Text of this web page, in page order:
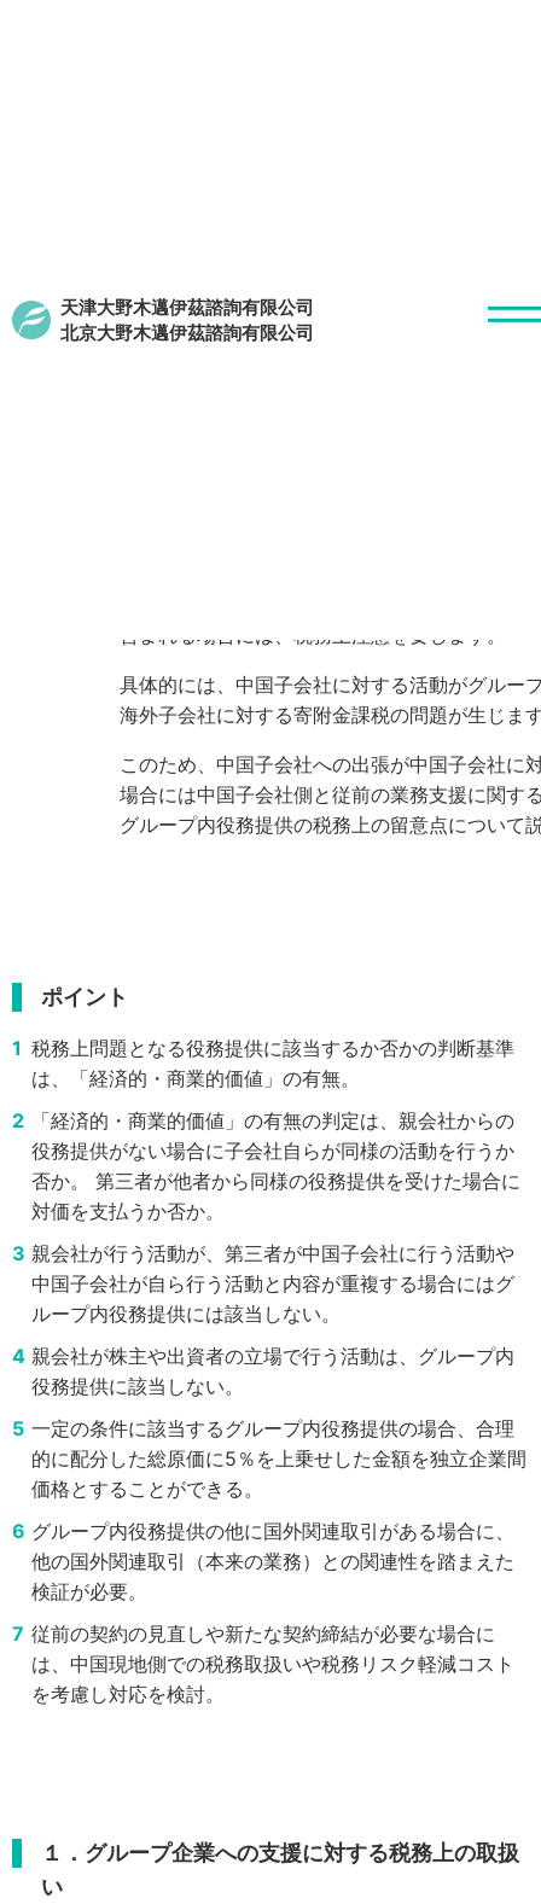
天津大野木邁伊茲諮詢有限公司
北京大野木邁伊茲諮詢有限公司
ホーム 中国オフィス お知らせ 【日本企業様向け】中国出張
含まれる場合には、税務上注意を要します。
具体的には、中国子会社に対する活動がグルー
海外子会社に対する寄附金課税の問題が生じま
このため、中国子会社への出張が中国子会社に
場合には中国子会社側と従前の業務支援に関す
グループ内役務提供の税務上の留意点について
ポイント
税務上問題となる役務提供に該当するか否かの判断基準
は、「経済的・商業的価値」の有無。
「経済的・商業的価値」の有無の判定は、親会社からの
役務提供がない場合に子会社自らが同様の活動を行うか
否か。
第三者が他者から同様の役務提供を受けた場合に
対価を支払うか否か。
親会社が行う活動が、第三者が中国子会社に行う活動や
中国子会社が自ら行う活動と内容が重複する場合にはグ
ループ内役務提供には該当しない。
親会社が株主や出資者の立場で行う活動は、グループ内
役務提供に該当しない。
一定の条件に該当するグループ内役務提供の場合、合理
的に配分した総原価に5％を上乗せした金額を独立企業間
価格とすることができる。
グループ内役務提供の他に国外関連取引がある場合に、
他の国外関連取引（本来の業務）との関連性を踏まえた
検証が必要。
従前の契約の見直しや新たな契約締結が必要な場合に
は、中国現地側での税務取扱いや税務リスク軽減コスト
を考慮し対応を検討。
１．グループ企業への支援に対する税務上の取扱
い